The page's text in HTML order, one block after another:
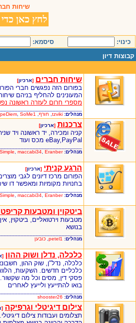
כינוי: סיסמא:
קבוצות דיון
שיחות חברים [ארכיון]
בפורום הזה נפגשים חברי
המעונינים להחליף בניהם
מספרי חרום לעזרה ראשונה
מנהלים: tzviki חורף SoMe1
צרכנות [ארכיון]
קניה ומכירה, יד ראשונה ויד
eBay,PayPal מכס ועוד
מנהלים:
Simple maccabi34 Eranber
הרגע קניתי [ארכיון]
הפורום מרכז דיונים לגבי
בחנויות מקומיות ומאפשר דו
מנהלים:
Simple maccabi34 Eranber
ביטקוין ומטבעות
מטבעות וירטואליים, ביטקוין,
בנושא
מנהלים: petel1 כובען
כלכלה, נדלן ושוק ההון [
כלכלה, נדל"ן, שוק ההון,
כלכליים חדשים. השקעות,
פסקי דין, מסים וכל מה שקשור.
בואו להתייעץ ולייעץ לאחרים
מנהלים: shooster26
צילום דיגיטלי וגרפיקה [
תצלומים ועבודות צילום דיגיטלי.